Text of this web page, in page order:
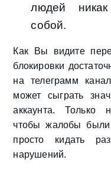
людей
собой.
Как Вы видите
блокировки
на телеграмм
может сыграть
аккаунта. Только
чтобы жалобы
просто кидать
нарушений.